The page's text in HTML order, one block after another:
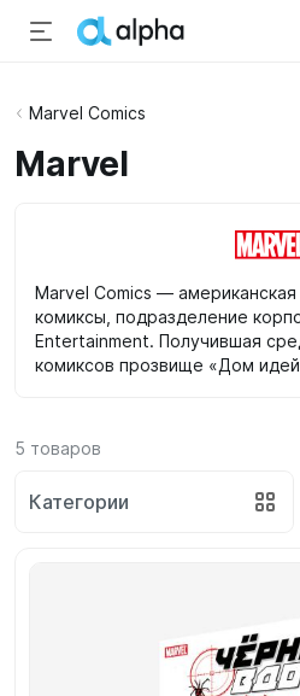
Marvel Comics
Marvel
Marvel Comics —
комиксы, подразделение
Entertainment. Получившая
комиксов прозвище «Дом
5 товаров
Категории